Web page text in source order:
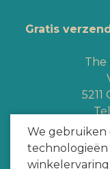
We gebruiken
technologieën
Gratis
The
5211